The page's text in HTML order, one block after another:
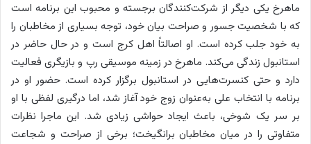
ماهرخ یکی دیگر از شرکت‌کنندگان برجسته و محبوب این برنامه است
که با شخصیت جسور و صراحت بیان خود، توجه بسیاری از مخاطبان را
به خود جلب کرده است. او اصالتاً اهل کرج است و در حال حاضر در
استانبول زندگی می‌کند. ماهرخ در زمینه موسیقی رپ و بازیگری فعالیت
دارد و حتی کنسرت‌هایی در استانبول برگزار کرده است. حضور او در
برنامه با انتخاب علی به‌عنوان زوج خود آغاز شد، اما درگیری لفظی با او
بر سر یک شوخی، باعث ایجاد حواشی زیادی شد. این ماجرا نظرات
متفاوتی را در میان مخاطبان برانگیخت؛ برخی از صراحت و شجاعت